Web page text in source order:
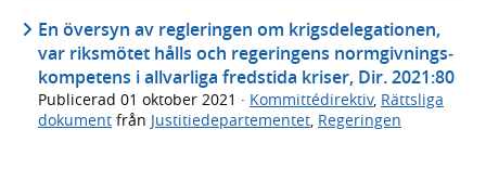
En översyn av regleringen om krigs­delegationen,
var riksmötet hålls och regeringens normgivnings­
kompetens i allvarliga fredstida kriser, Dir. 2021:80
Publicerad 01 oktober 2021 · Kommittédirektiv, Rättsliga
dokument från Justitiedepartementet Regeringen